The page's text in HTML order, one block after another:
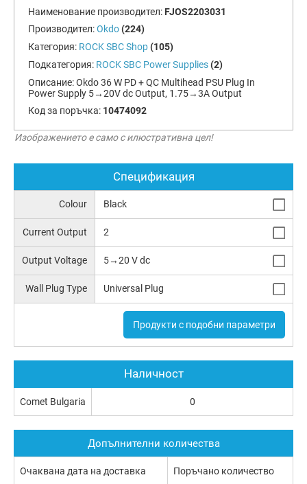
Наименование производител: FJOS2203031
Производител:Okdo (224)
Категория: ROCK SBC Shop (105)
Подкатегория: ROCK SBC Power Supplies (2)
Описание:Okdo 36 W PD + QC Multihead PSU Plug In
Power Supply 5→20V dc Output, 1.75→3A Output
Код за поръчка: 10474092
Изображението е само с илюстративна цел!
Спецификация
Colour Black
Current Output 2
Output Voltage 5→20 V dc
Wall Plug Type Universal Plug
Продукти с подобни параметри
Наличност
Comet Bulgaria 0
Допълнителни количества
Очаквана дата на доставка Поръчано количество